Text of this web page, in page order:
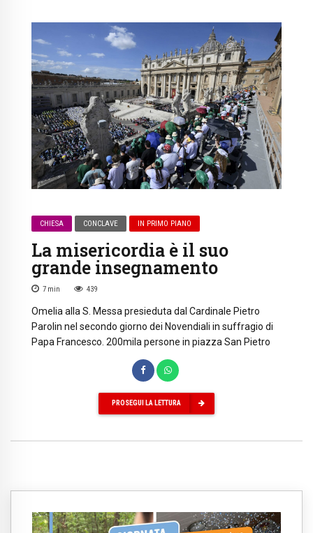
CHIESA CONCLAVE IN PRIMO PIANO
La misericordia è il suo
grande insegnamento
7 min 439
Omelia alla S. Messa presieduta dal Cardinale Pietro
Parolin nel secondo giorno dei Novendiali in suffragio di
Papa Francesco. 200mila persone in piazza San Pietro
PROSEGUI LA LETTURA